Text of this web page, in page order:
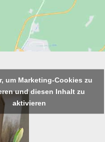
um Marketing-Cookies zu
und diesen Inhalt zu
aktivieren